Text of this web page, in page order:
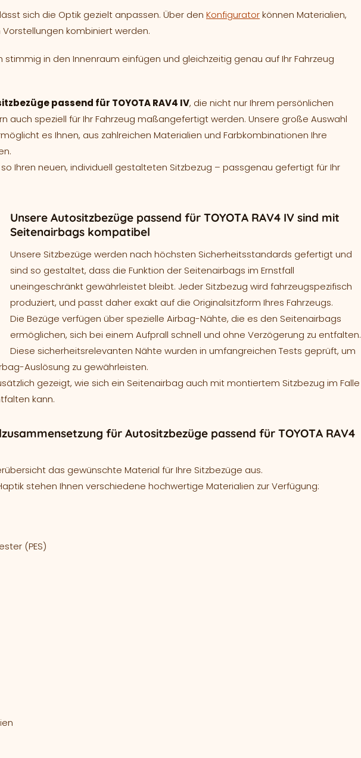
sich die Optik gezielt anpassen. Über den Konfiguratorkönnen Materialien,
kombiniert werden.
stimmig in den Innenraum einfügen und gleichzeitig genau auf Ihr Fahrzeug
passend für TOYOTA RAV4 IV, die nicht nur Ihrem persönlichen
auch speziell für Ihr Fahrzeug maßangefertigt werden. Unsere große Auswahl
es Ihnen, aus zahlreichen Materialien und Farbkombinationen Ihre
Ihren neuen, individuell gestalteten Sitzbezug – passgenau gefertigt für Ihr
Unsere Autositzbezüge passend für TOYOTA RAV4 IV sind mit
Seitenairbags kompatibel
Unsere Sitzbezüge werden nach höchsten Sicherheitsstandards gefertigt und
sind so gestaltet, dass die Funktion der Seitenairbags im Ernstfall
uneingeschränkt gewährleistet bleibt. Jeder Sitzbezug wird fahrzeugspezifisch
produziert, und passt daher exakt auf die Originalsitzform Ihres Fahrzeugs.
Die Bezüge verfügen über spezielle Airbag-Nähte, die es den Seitenairbags
ermöglichen, sich bei einem Aufprall schnell und ohne Verzögerung zu entfalten.
Diese sicherheitsrelevanten Nähte wurden in umfangreichen Tests geprüft, um
Auslösung zu gewährleisten.
gezeigt, wie sich ein Seitenairbag auch mit montiertem Sitzbezug im Falle
kann.
für Autositzbezüge passend für TOYOTA RAV4
das gewünschte Material für Ihre Sitzbezüge aus.
stehen Ihnen verschiedene hochwertige Materialien zur Verfügung:
(PES)